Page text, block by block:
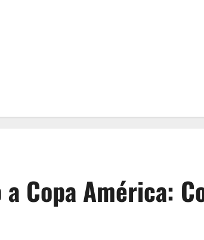
Copa América: